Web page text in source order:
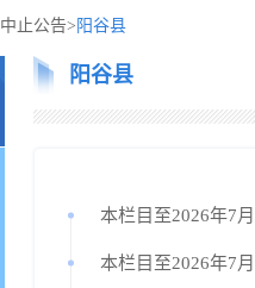
中止公告> 阳谷县
阳谷县
本栏目至2026年7
本栏目至2026年7